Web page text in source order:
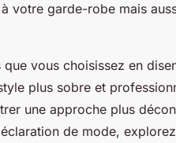
votre garde-robe mais
que vous choisissez en
plus sobre et
une approche plus
de mode,